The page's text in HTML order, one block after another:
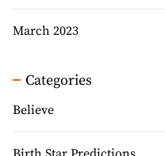
March 2023
Categories
Believe